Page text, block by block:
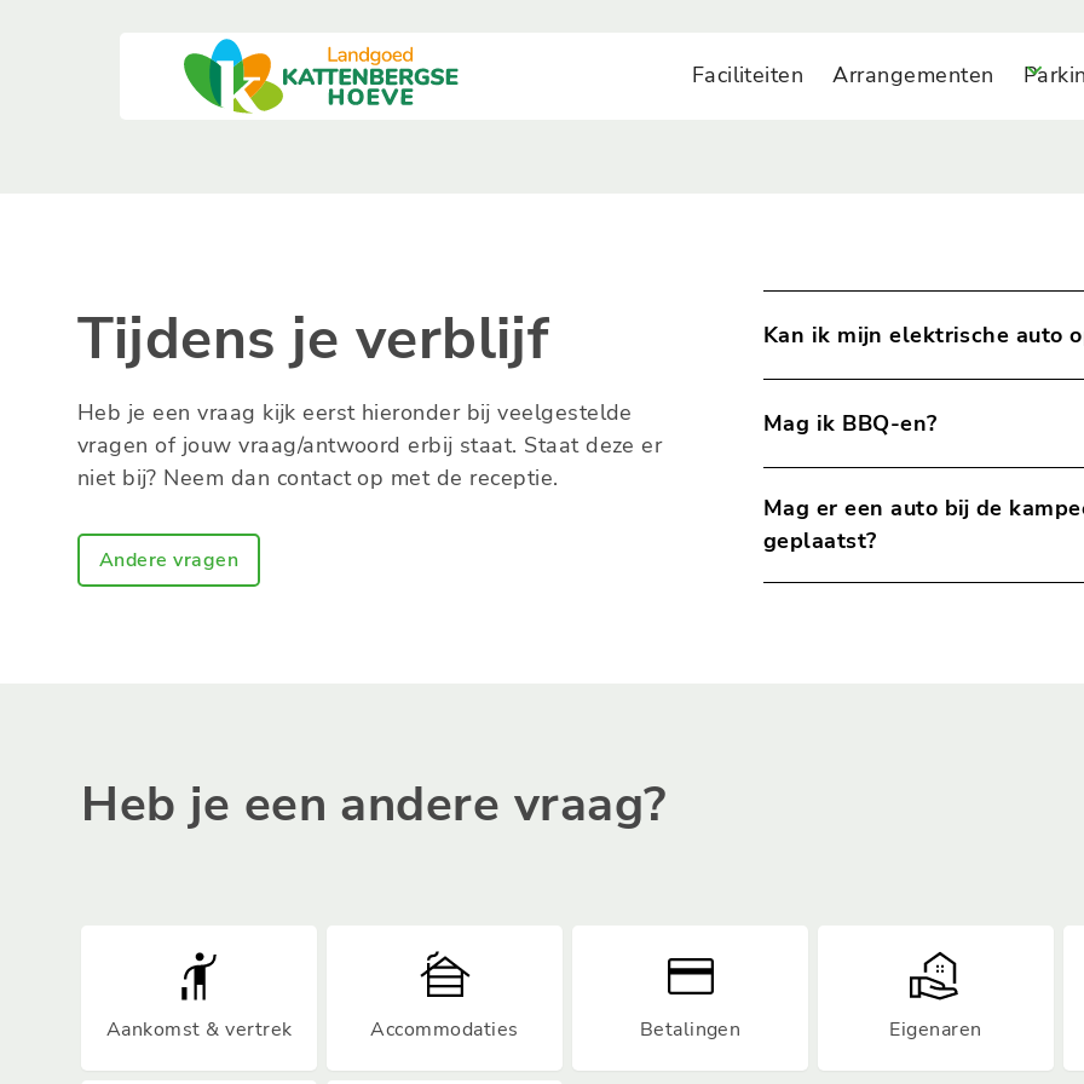
Faciliteiten Arrangementen
Tijdens je verblijf
Heb je een vraag kijk eerst hieronder bij veelgestelde
vragen of jouw vraag/antwoord erbij staat. Staat deze er
niet bij? Neem dan contact op met de receptie.
Andere vragen
Kan ik mijn elektrische auto
auto kunt opladen tijdens je
Mag ik BBQ-en?
barbecueën op gas, of
het gebruik van vuurkorven,
Mag er een auto bij de
geplaatst?
Heb je een andere vraag?
Aankomst & vertrek Accommodaties Betalingen Eigenaren